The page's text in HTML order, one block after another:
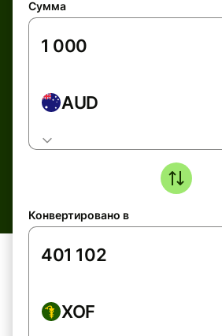
Сумма
AUD
Конвертировано в
XOF